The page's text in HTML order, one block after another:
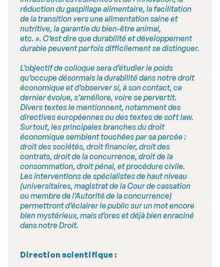
réduction du gaspillage alimentaire, la facilitation
de la transition vers une alimentation saine et
nutritive, la garantie du bien-être animal,
etc. ». C’est dire que durabilité et développement
durable peuvent parfois difficilement se distinguer.
L’objectif de colloque sera d’étudier le poids
qu’occupe désormais la durabilité dans notre droit
économique et d’observer si, à son contact, ce
dernier évolue, s’améliore, voire se pervertit.
Divers textes le mentionnent, notamment des
directives européennes ou des textes de soft law.
Surtout, les principales branches du droit
économique semblent touchées par sa percée :
droit des sociétés, droit financier, droit des
contrats, droit de la concurrence, droit de la
consommation, droit pénal, et procédure civile.
Les interventions de spécialistes de haut niveau
(universitaires, magistrat de la Cour de cassation
ou membre de l’Autorité de la concurrence)
permettront d’éclairer le public sur un mot encore
bien mystérieux, mais d’ores et déjà bien enraciné
dans notre Droit.
Direction scientifique :